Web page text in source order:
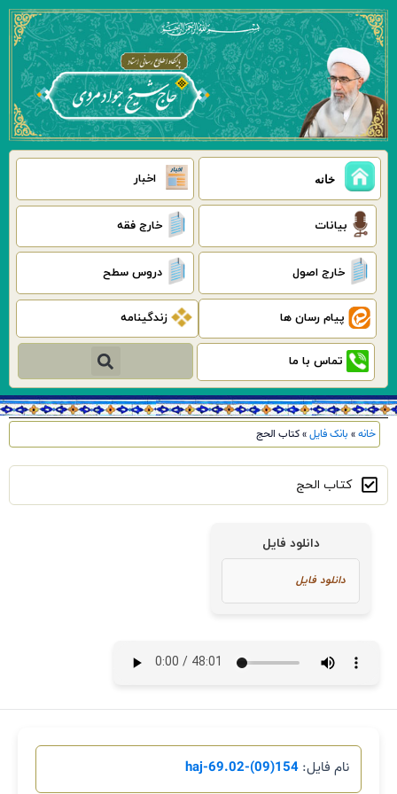
پرش
محتوا
خانه اخبار
بیانات خارج فقه
خارج اصول دروس سطح
پیام رسان ها زندگینامه
تماس با ما جستجو
خانه» بانک فایل»کتاب الحج
کتاب الحج
دانلود فایل
نام فایل: 154(09)-haj-69.02